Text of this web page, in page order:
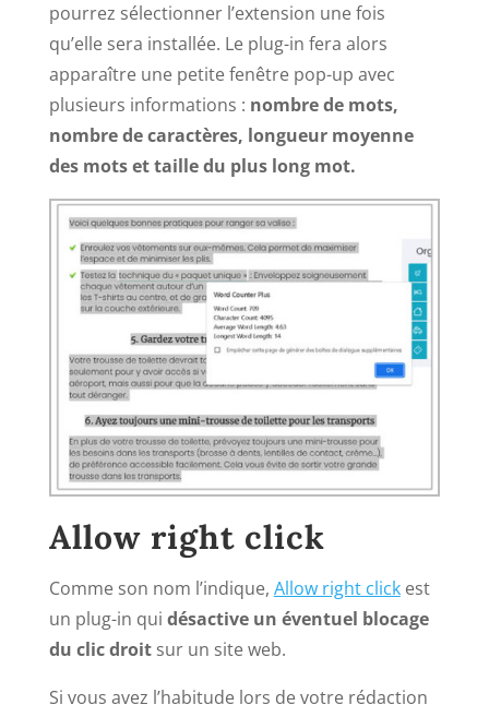
pourrez sélectionner l’extension une fois
qu’elle sera installée. Le plug-in fera alors
apparaître une petite fenêtre pop-up avec
plusieurs informations : nombre de mots,
nombre de caractères, longueur moyenne
des mots et taille du plus long mot.
Allow right click
Comme son nom l’indique, Allow right clickest
un plug-in qui désactive un éventuel blocage
du clic droitsur un site web.
Si vous avez l’habitude lors de votre rédaction